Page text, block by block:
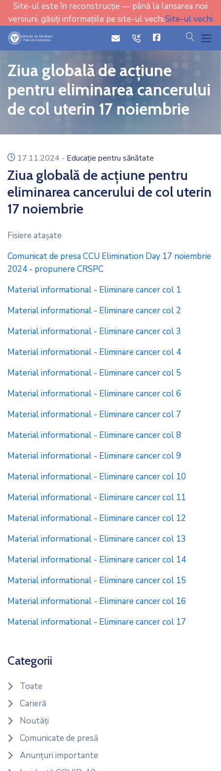
Site-ul este în reconstrucție — până la lansarea noii
versiuni, găsiți informațiile pe site-ul vechi.Site-ul vechi
iconicon cauta
Ziua globală de acțiune
pentru eliminarea cancerului
de col uterin 17 noiembrie
icon
17.11.2024 - Educație pentru sănătate
Ziua globală de acțiune pentru
eliminarea cancerului de col uterin
17 noiembrie
Fisiere ataşate
Comunicat de presa CCU Elimination Day 17 noiembrie
2024 - propunere CRSPC
Material informational - Eliminare cancer col 1
Material informational - Eliminare cancer col 2
Material informational - Eliminare cancer col 3
Material informational - Eliminare cancer col 4
Material informational - Eliminare cancer col 5
Material informational - Eliminare cancer col 6
Material informational - Eliminare cancer col 7
Material informational - Eliminare cancer col 8
Material informational - Eliminare cancer col 9
Material informational - Eliminare cancer col 10
Material informational - Eliminare cancer col 11
Material informational - Eliminare cancer col 12
Material informational - Eliminare cancer col 13
Material informational - Eliminare cancer col 14
Material informational - Eliminare cancer col 15
Material informational - Eliminare cancer col 16
Material informational - Eliminare cancer col 17
Categorii
Toate
Carieră
Noutăți
Comunicate de presă
Anunțuri importante